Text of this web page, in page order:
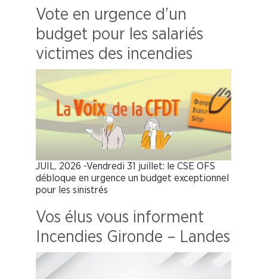
Vote en urgence d’un
budget pour les salariés
victimes des incendies
JUIL. 2026 -Vendredi 31 juillet: le CSE OFS
débloque en urgence un budget exceptionnel
pour les sinistrés
Vos élus vous informent
Incendies Gironde – Landes